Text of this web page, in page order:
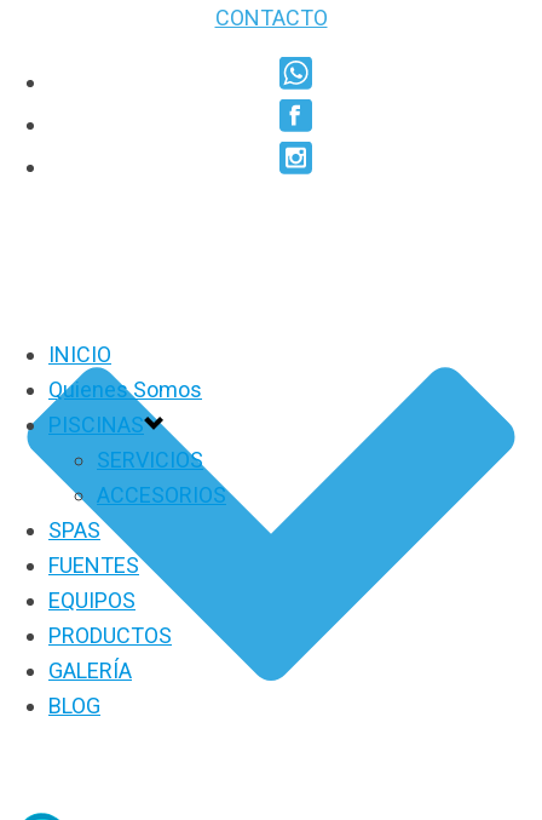
CONTACTO
INICIO
Quienes Somos
PISCINAS
SERVICIOS
ACCESORIOS
SPAS
FUENTES
EQUIPOS
PRODUCTOS
GALERÍA
BLOG